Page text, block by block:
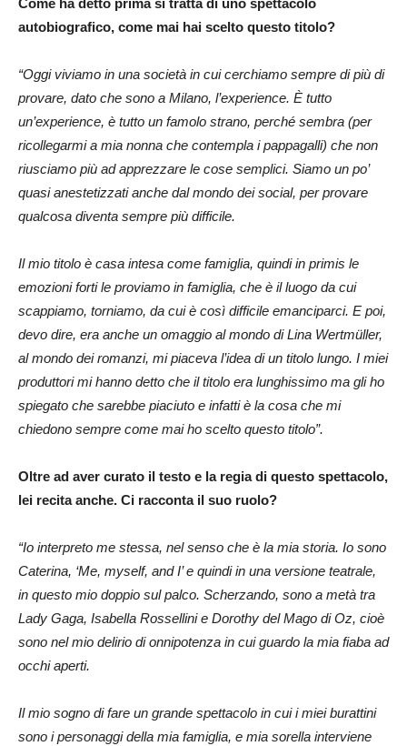
Come ha detto prima si tratta di uno spettacolo
autobiografico, come mai hai scelto questo titolo?
“Oggi viviamo in una società in cui cerchiamo sempre di più di
provare, dato che sono a Milano, l’experience. È tutto
un’experience, è tutto un famolo strano, perché sembra (per
ricollegarmi a mia nonna che contempla i pappagalli) che non
riusciamo più ad apprezzare le cose semplici. Siamo un po’
quasi anestetizzati anche dal mondo dei social, per provare
qualcosa diventa sempre più difficile.
Il mio titolo è casa intesa come famiglia, quindi in primis le
emozioni forti le proviamo in famiglia, che è il luogo da cui
scappiamo, torniamo, da cui è così difficile emanciparci. E poi,
devo dire, era anche un omaggio al mondo di Lina Wertmüller,
al mondo dei romanzi, mi piaceva l’idea di un titolo lungo. I miei
produttori mi hanno detto che il titolo era lunghissimo ma gli ho
spiegato che sarebbe piaciuto e infatti è la cosa che mi
chiedono sempre come mai ho scelto questo titolo”.
Oltre ad aver curato il testo e la regia di questo spettacolo,
lei recita anche. Ci racconta il suo ruolo?
“Io interpreto me stessa, nel senso che è la mia storia. Io sono
Caterina, ‘Me, myself, and I’ e quindi in una versione teatrale,
in questo mio doppio sul palco. Scherzando, sono a metà tra
Lady Gaga, Isabella Rossellini e Dorothy del Mago di Oz, cioè
sono nel mio delirio di onnipotenza in cui guardo la mia fiaba ad
occhi aperti.
Il mio sogno di fare un grande spettacolo in cui i miei burattini
sono i personaggi della mia famiglia, e mia sorella interviene